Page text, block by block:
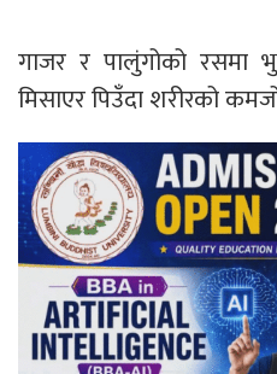
गाजर र पालुंगोको रसमा
मिसाएर पिउँदा शरीरको